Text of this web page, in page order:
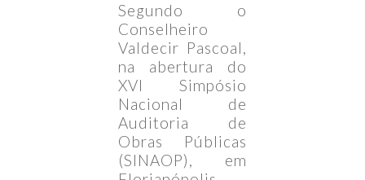
Segundo o
Conselheiro
Valdecir Pascoal,
na abertura do
XVI Simpósio
Nacional de
Auditoria de
Obras Públicas
(SINAOP), em